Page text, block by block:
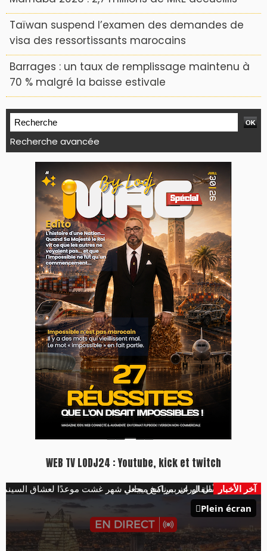
Taïwan suspend l’examen des demandes de
visa des ressortissants marocains
Barrages : un taux de remplissage maintenu à
70 % malgré la baisse estivale
Recherche avancée
WEB TV LODJ24 : Youtube, kick et twitch
آخر الأخبار
متحف إيف سان لوران بمراكش يجعل شهر غشت موعدًا لعشاق السينما
والأطفال عبر برنامج مجاني
Plein écran